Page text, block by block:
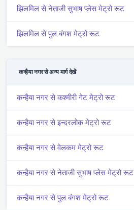
झिलमिल से नेताजी सुभाष प्लेस मेट्रो रूट
झिलमिल से पुल बंगश मेट्रो रूट
कन्हैया नगर से अन्य मार्ग देखें
कन्हैया नगर से कश्मीरी गेट मेट्रो रूट
कन्हैया नगर से इन्दरलोक मेट्रो रूट
कन्हैया नगर से वेलकम मेट्रो रूट
कन्हैया नगर से नेताजी सुभाष प्लेस मेट्रो रूट
कन्हैया नगर से पुल बंगश मेट्रो रूट